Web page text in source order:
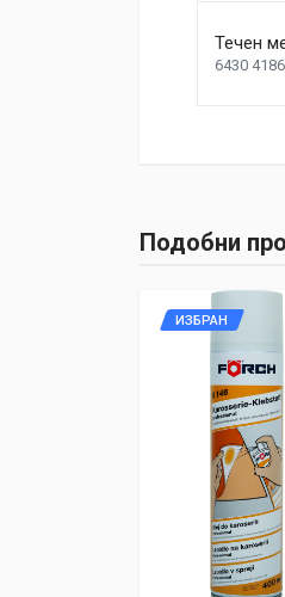
Duis ac lectus
Your Review
Post Your
Течен
6430 4186
Подобни
ИЗБРАН